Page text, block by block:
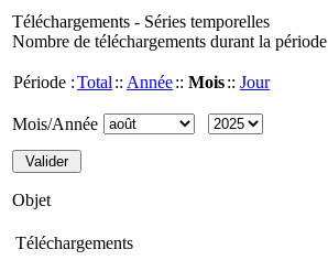
Téléchargements - Séries temporelles
Nombre de téléchargements durant la période
Période :Total :: Année:: Mois:: Jour
Mois/Année
Objet
Téléchargements